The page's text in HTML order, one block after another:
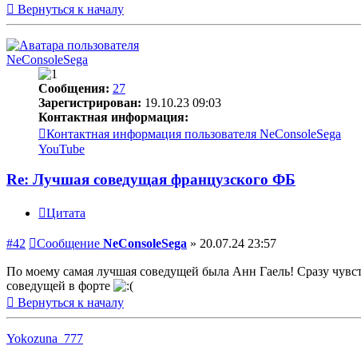
Вернуться к началу
NeConsoleSega
Сообщения: 27
Зарегистрирован: 19.10.23 09:03
Контактная информация:
Контактная информация пользователя NeConsoleSega
YouTube
Re: Лучшая соведущая французского ФБ
Цитата
#42 Сообщение NeConsoleSega » 20.07.24 23:57
По моему самая лучшая соведущей была Анн Гаель! Сразу
соведущей в форте
Вернуться к началу
Yokozuna_777